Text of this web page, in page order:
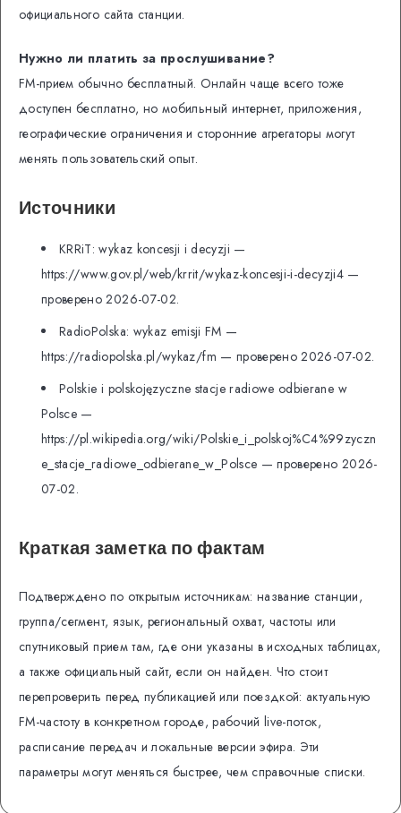
официального сайта станции.
Нужно ли платить за прослушивание?
FM-прием обычно бесплатный. Онлайн чаще всего тоже
доступен бесплатно, но мобильный интернет, приложения,
географические ограничения и сторонние агрегаторы могут
менять пользовательский опыт.
Источники
KRRiT: wykaz koncesji i decyzji —
https://www.gov.pl/web/krrit/wykaz-koncesji-i-decyzji4 —
проверено 2026-07-02.
RadioPolska: wykaz emisji FM —
https://radiopolska.pl/wykaz/fm — проверено 2026-07-02.
Polskie i polskojęzyczne stacje radiowe odbierane w
Polsce —
https://pl.wikipedia.org/wiki/Polskie_i_polskoj%C4%99zyczn
e_stacje_radiowe_odbierane_w_Polsce — проверено 2026-
07-02.
Краткая заметка по фактам
Подтверждено по открытым источникам: название станции,
группа/сегмент, язык, региональный охват, частоты или
спутниковый прием там, где они указаны в исходных таблицах,
а также официальный сайт, если он найден. Что стоит
перепроверить перед публикацией или поездкой: актуальную
FM-частоту в конкретном городе, рабочий live-поток,
расписание передач и локальные версии эфира. Эти
параметры могут меняться быстрее, чем справочные списки.